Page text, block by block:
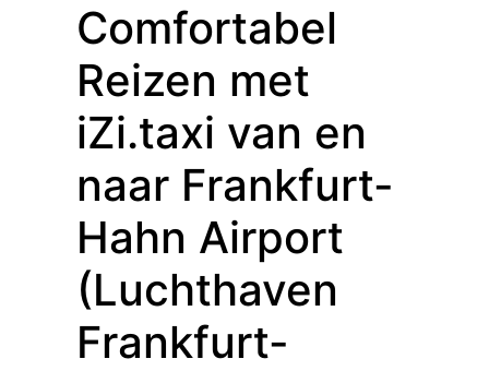
Comfortabel
Reizen met
iZi.taxi van en
naar Frankfurt-
Hahn Airport
(Luchthaven
Frankfurt-